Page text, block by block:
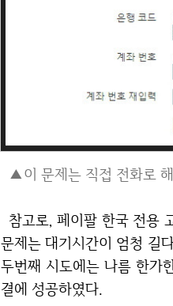
▲이 문제는 직접 전화로
참고로, 페이팔 한국 전용
문제는 대기시간이 엄청 길
두번째 시도에는 나름 한가
결에 성공하였다.